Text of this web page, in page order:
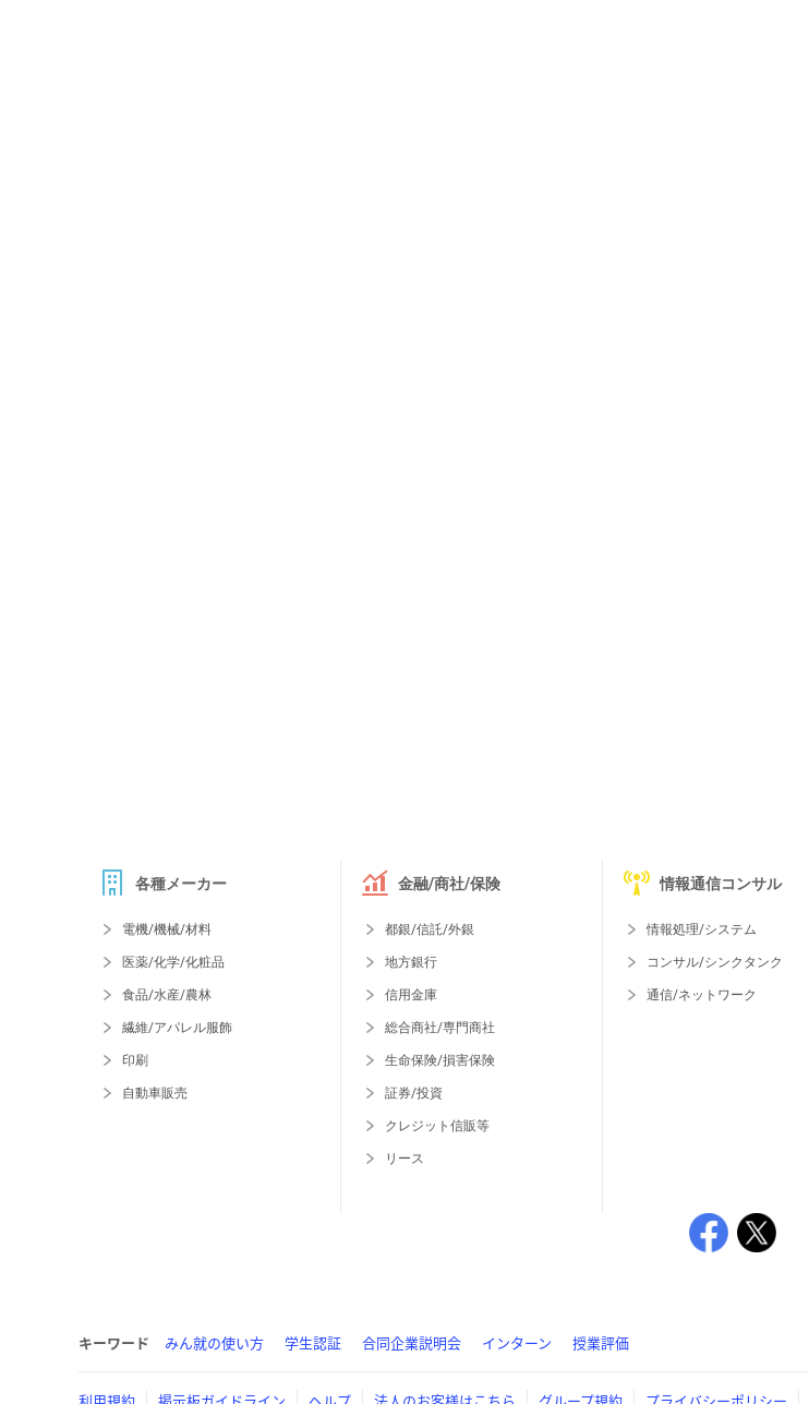
各種メーカー
電機/機械/材料
医薬/化学/化粧品
食品/水産/農林
繊維/アパレル服飾
印刷
自動車販売
金融/商社/保険
都銀/信託/外銀
地方銀行
信用金庫
総合商社/専門商社
生命保険/損害保険
証券/投資
クレジット信販等
リース
情報通信コンサル
情報処理/システム
コンサル/シンクタンク
通信/ネットワーク
キーワード みん就の使い方 学生認証 合同企業説明会 インターン 授業評価